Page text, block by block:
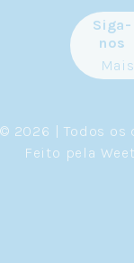
Siga-
nos
© 2026 | Todos os
Feito pela